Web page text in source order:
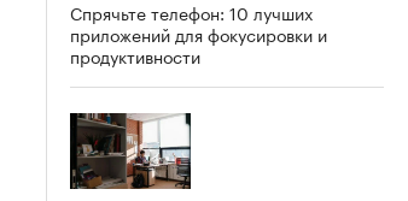
Спрячьте телефон: 10 лучших
приложений для фокусировки и
продуктивности